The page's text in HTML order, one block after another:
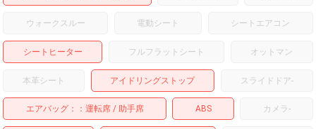
ウォークスルー 電動シート シートエアコン
シートヒーター フルフラットシート オットマン
本革シート アイドリングストップ スライドドア-
エアバッグ： 運転席 助手席 ABS カメラ-